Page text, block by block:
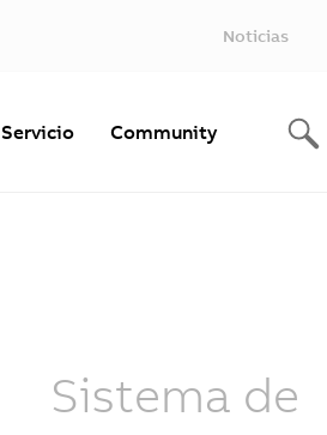
Noticias
Servicio Community
Sistema de